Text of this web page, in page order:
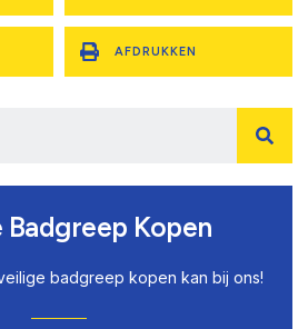
AFDRUKKEN
Badgreep Kopen
badgreep kopen kan bij ons!